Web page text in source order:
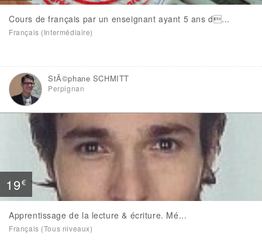
Cours de français par un enseignant ayant 5 ans d...
Français (Intermédiaire)
StÃ©phane SCHMITT
Perpignan
19€
Apprentissage de la lecture & écriture. Mé...
Français (Tous niveaux)